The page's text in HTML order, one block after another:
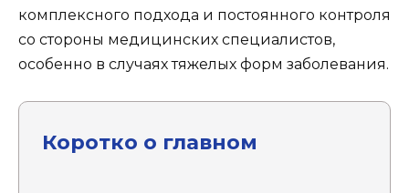
комплексного подхода и постоянного контроля
со стороны медицинских специалистов,
особенно в случаях тяжелых форм заболевания.
Коротко о главном